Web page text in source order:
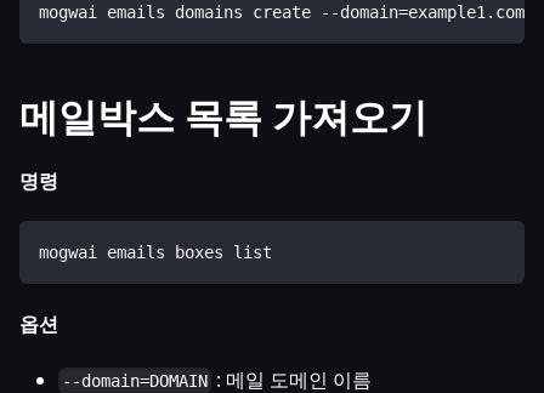
mogwai emails domains create --
메일박스 목록 가져오기
명령
mogwai emails boxes list
옵션
--domain=DOMAIN : 메일 도메인 이름